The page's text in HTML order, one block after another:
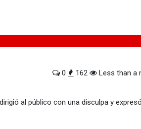
0 162
Less than a
al público con una disculpa y